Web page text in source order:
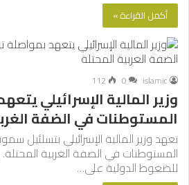
أكمل القراءة »
islamic
0
112
وزير المالية الإسرائيلي
المستوطنات في الضفة
تعهد وزير المالية الإسرائيلي بتسلئيل
المستوطنات في الضفة الغربية
للضغوط الدولية على…